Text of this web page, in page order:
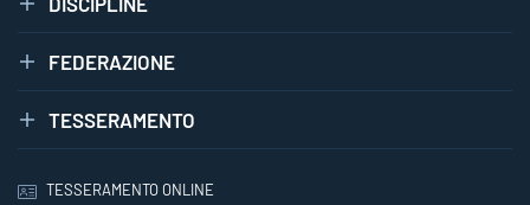
FEDERAZIONE
TESSERAMENTO
TESSERAMENTO ONLINE